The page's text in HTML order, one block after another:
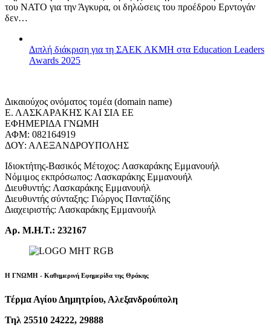
του ΝΑΤΟ για την Άγκυρα, οι δηλώσεις του προέδρου Ερντογάν
δεν…
Διπλή διάκριση για τη ΣΑΕΚ ΑΚΜΗ στα Education Leaders
Awards 2025
Δικαιούχος ονόματος τομέα (domain name)
Ε. ΛΑΣΚΑΡΑΚΗΣ ΚΑΙ ΣΙΑ ΕΕ
ΕΦΗΜΕΡΙΔΑ ΓΝΩΜΗ
ΑΦΜ: 082164919
ΔΟΥ: ΑΛΕΞΑΝΔΡΟΥΠΟΛΗΣ
Ιδιοκτήτης-Βασικός Μέτοχος: Λασκαράκης Εμμανουήλ
Νόμιμος εκπρόσωπος: Λασκαράκης Εμμανουήλ
Διευθυντής: Λασκαράκης Εμμανουήλ
Διευθυντής σύνταξης: Γιώργος Πανταζίδης
Διαχειριστής: Λασκαράκης Εμμανουήλ
Αρ. Μ.Η.Τ.: 232167
Η ΓΝΩΜΗ - Καθημερινή Εφημερίδα της Θράκης
Τέρμα Αγίου Δημητρίου, Αλεξανδρούπολη
Τηλ 25510 24222, 29888